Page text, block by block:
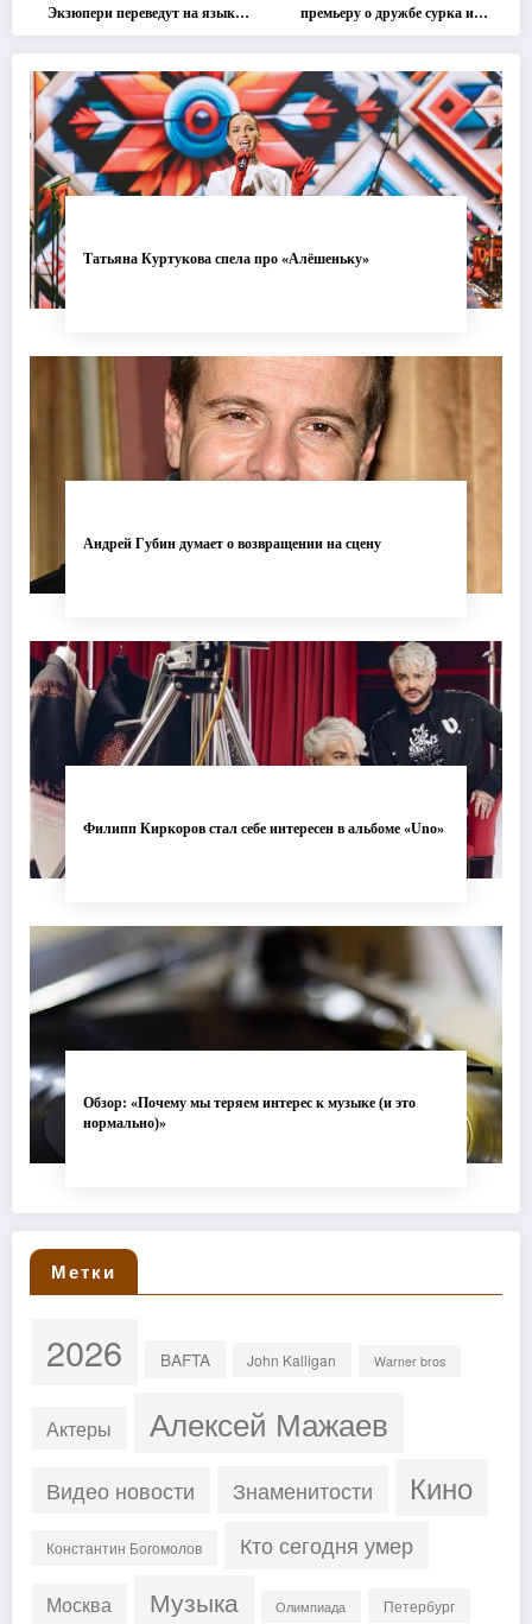
Экзюпери переведут на язык
современной хореографии
премьеру о дружбе сурка и
одуванчика
Татьяна Куртукова спела про «Алёшеньку»
Андрей Губин думает о возвращении на сцену
Филипп Киркоров стал себе интересен в альбоме «Uno»
Обзор: «Почему мы теряем интерес к музыке (и это
нормально)»
Метки
2026 BAFTA John Kalligan Warner bros
Актеры Алексей Мажаев
Видео новости Знаменитости Кино
Константин Богомолов Кто сегодня умер
Москва Музыка Олимпиада Петербург